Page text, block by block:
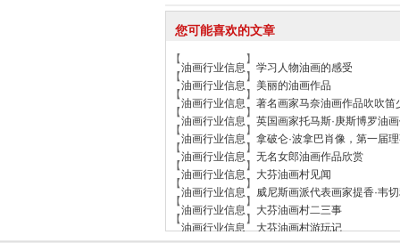
您可能喜欢的文章
【油画行业信息 】 学习人物油画的感受
【油画行业信息 】 美丽的油画作品
【油画行业信息 】 著名画家马奈油画作品吹吹笛
【油画行业信息 】 英国画家托马斯·庚斯博罗油
【油画行业信息 】 拿破仑·波拿巴肖像，第一届
【油画行业信息 】 无名女郎油画作品欣赏
【油画行业信息 】 大芬油画村见闻
【油画行业信息 】 威尼斯画派代表画家提香·韦
【油画行业信息 】 大芬油画村二三事
【油画行业信息】 大芬油画村游玩记